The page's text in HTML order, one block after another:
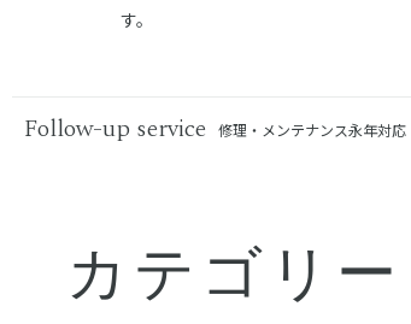
す。
Follow-up service 修理・メンテナンス永年対応
カテゴリー